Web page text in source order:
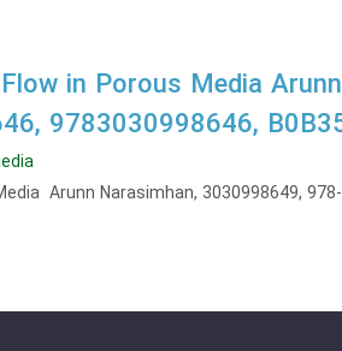
in Porous Media
9783030998646,
Arunn Narasimhan, 3030998649,